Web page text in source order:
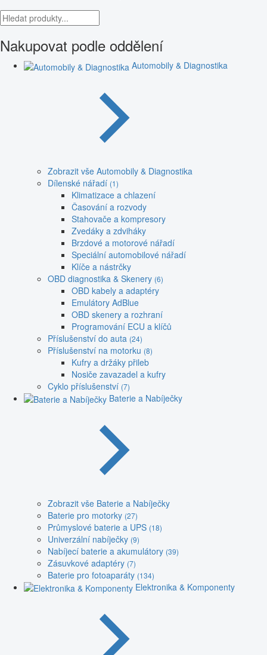
Nakupovat podle oddělení
Automobily & Diagnostika
Zobrazit vše Automobily & Diagnostika
Dílenské nářadí (1)
Klimatizace a chlazení
Časování a rozvody
Stahovače a kompresory
Zvedáky a zdviháky
Brzdové a motorové nářadí
Speciální automobilové nářadí
Klíče a nástrčky
OBD diagnostika & Skenery (6)
OBD kabely a adaptéry
Emulátory AdBlue
OBD skenery a rozhraní
Programování ECU a klíčů
Příslušenství do auta (24)
Příslušenství na motorku (8)
Kufry a držáky přileb
Nosiče zavazadel a kufry
Cyklo příslušenství (7)
Baterie a Nabíječky
Zobrazit vše Baterie a Nabíječky
Baterie pro motorky (27)
Průmyslové baterie a UPS (18)
Univerzální nabíječky (9)
Nabíjecí baterie a akumulátory (39)
Zásuvkové adaptéry (7)
Baterie pro fotoaparáty (134)
Elektronika & Komponenty